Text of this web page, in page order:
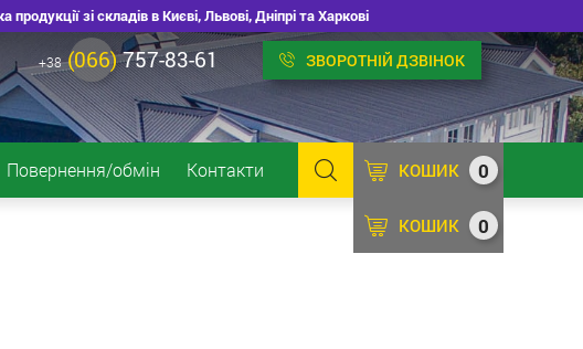
зі складів в Києві, Львові, Дніпрі та Харкові
+38 (066)757-83-61 ЗВОРОТНІЙ ДЗВІНОК
Повернення/обмін Контакти 0
КОШИК
0
КОШИК